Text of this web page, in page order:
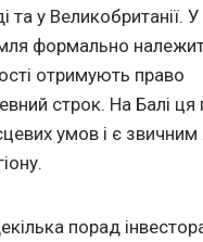
та у Великобританії. У
формально
отримують право
строк. На Балі ця
умов і є
порад